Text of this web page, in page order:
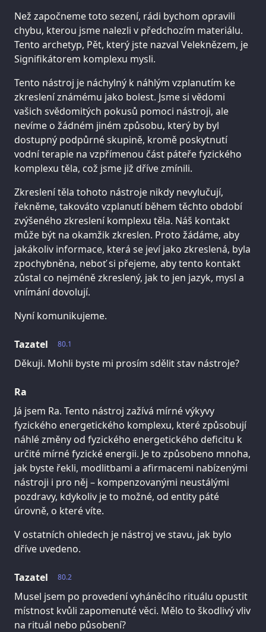
Než započneme toto sezení, rádi bychom opravili
chybu, kterou jsme nalezli v předchozím materiálu.
Tento archetyp, Pět, který jste nazval Veleknězem, je
Signifikátorem komplexu mysli.
Tento nástroj je náchylný k náhlým vzplanutím ke
zkreslení známému jako bolest. Jsme si vědomi
vašich svědomitých pokusů pomoci nástroji, ale
nevíme o žádném jiném způsobu, který by byl
dostupný podpůrné skupině, kromě poskytnutí
vodní terapie na vzpřímenou část páteře fyzického
komplexu těla, což jsme již dříve zmínili.
Zkreslení těla tohoto nástroje nikdy nevylučují,
řekněme, takováto vzplanutí během těchto období
zvýšeného zkreslení komplexu těla. Náš kontakt
může být na okamžik zkreslen. Proto žádáme, aby
jakákoliv informace, která se jeví jako zkreslená, byla
zpochybněna, neboť si přejeme, aby tento kontakt
zůstal co nejméně zkreslený, jak to jen jazyk, mysl a
vnímání dovolují.
Nyní komunikujeme.
80.1
Tazatel
Děkuji. Mohli byste mi prosím sdělit stav nástroje?
Ra
Já jsem Ra. Tento nástroj zažívá mírné výkyvy
fyzického energetického komplexu, které způsobují
náhlé změny od fyzického energetického deficitu k
určité mírné fyzické energii. Je to způsobeno mnoha,
jak byste řekli, modlitbami a afirmacemi nabízenými
nástroji i pro něj – kompenzovanými neustálými
pozdravy, kdykoliv je to možné, od entity páté
úrovně, o které víte.
V ostatních ohledech je nástroj ve stavu, jak bylo
dříve uvedeno.
80.2
Tazatel
Musel jsem po provedení vyháněcího rituálu opustit
místnost kvůli zapomenuté věci. Mělo to škodlivý vliv
na rituál nebo působení?